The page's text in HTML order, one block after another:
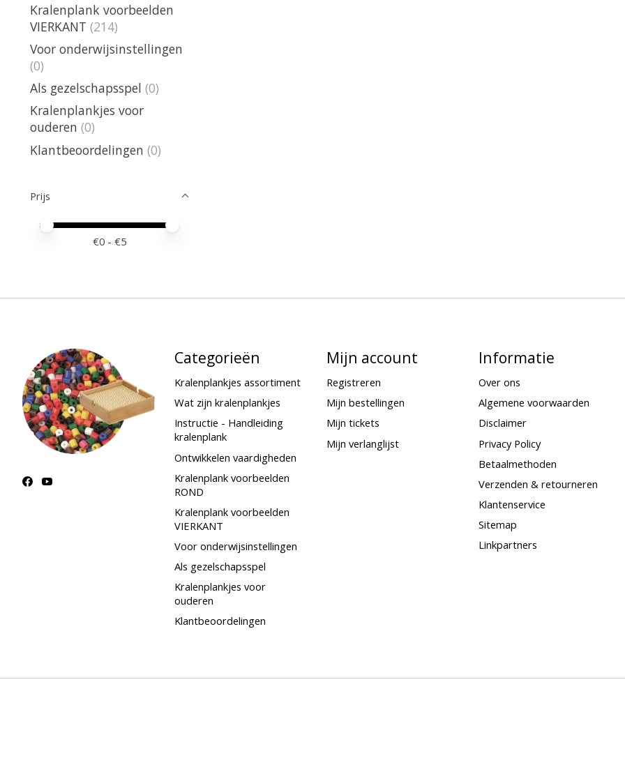
Kralenplank voorbeelden
VIERKANT (214)
Voor onderwijsinstellingen
(0)
Als gezelschapsspel (0)
Kralenplankjes voor
ouderen (0)
Klantbeoordelingen (0)
Prijs
Minimale prijswaarde
Price maximum value
€0 - €5
Categorieën
Kralenplankjes assortiment
Wat zijn kralenplankjes
Instructie - Handleiding
kralenplank
Ontwikkelen vaardigheden
Kralenplank voorbeelden
ROND
Kralenplank voorbeelden
VIERKANT
Voor onderwijsinstellingen
Als gezelschapsspel
Kralenplankjes voor
ouderen
Klantbeoordelingen
Mijn account
Registreren
Mijn bestellingen
Mijn tickets
Mijn verlanglijst
Informatie
Over ons
Algemene voorwaarden
Disclaimer
Privacy Policy
Betaalmethoden
Verzenden & retourneren
Klantenservice
Sitemap
Linkpartners